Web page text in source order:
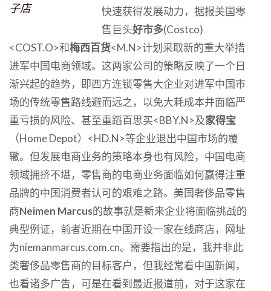
子店
快速获得发展动力，据报美国零
售巨头好市多(Costco)
<COST.O>和梅西百货<M.N>计划采取新的重大举措
进军中国电商领域。这两家公司的策略反映了一个日
渐兴起的趋势，即西方连锁零售大企业对进军中国市
场的传统零售路线避而远之，以免大耗成本并面临严
重亏损的风险、甚至重蹈百思买<BBY.N>及家得宝
（Home Depot）<HD.N>等企业退出中国市场的覆
辙。但发展电商业务的策略本身也有风险，中国电商
领域拥挤不堪，零售商的电商业务面临如何赢得注重
品牌的中国消费者认可的艰难之路。 美国奢侈品零售
商Neimen Marcus的故事就是新来企业将面临挑战的
典型例证，前者近期在中国开设一家在线商店，网址
为niemanmarcus.com.cn。需要指出的是，我并非此
类奢侈品零售商的目标客户，但我经常看中国新闻，
也看诸多广告，可是在看到最近报道前，对于这家在